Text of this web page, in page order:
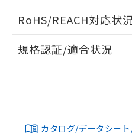
ドすることができます。
ログイ
ダウンロードデータをご利用
みください。
RoHS/REACH対応状
EU RoHS 注意事項・凡
対応済み
規格認証/適合状況
カタログ/データシー
既に当社にて対応
していることから、
り、2022年1月12日
す。